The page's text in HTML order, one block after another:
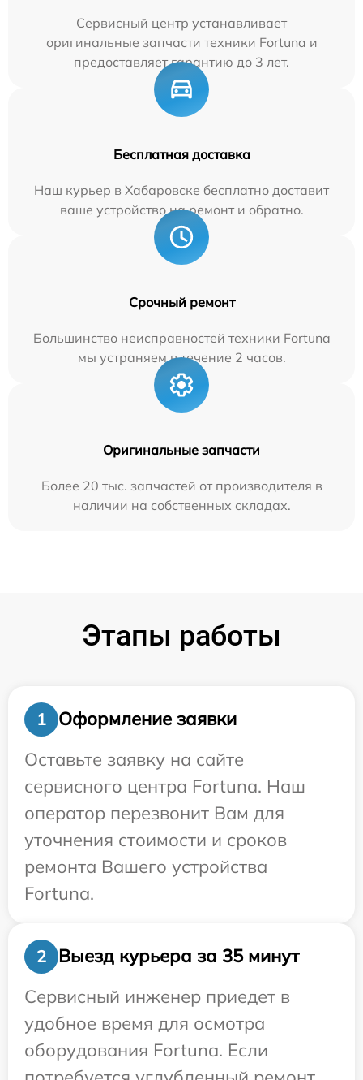
Сервисный центр устанавливает
оригинальные запчасти техники Fortuna и
предоставляет гарантию до 3 лет.
Бесплатная доставка
Наш курьер в Хабаровске бесплатно доставит
ваше устройство на ремонт и обратно.
Срочный ремонт
Большинство неисправностей техники Fortuna
мы устраняем в течение 2 часов.
Оригинальные запчасти
Более 20 тыс. запчастей от производителя в
наличии на собственных складах.
Этапы работы
1
Оформление заявки
Оставьте заявку на сайте
сервисного центра Fortuna. Наш
оператор перезвонит Вам для
уточнения стоимости и сроков
ремонта Вашего устройства
Fortuna.
2
Выезд курьера за 35 минут
Сервисный инженер приедет в
удобное время для осмотра
оборудования Fortuna. Если